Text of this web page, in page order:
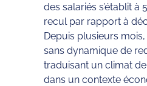
des salariés s’établit à
recul par rapport à
Depuis plusieurs mois,
sans dynamique de
traduisant un climat
dans un contexte